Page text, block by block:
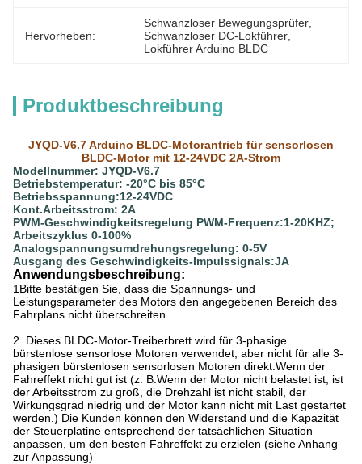
Hervorheben:
Schwanzloser Bewegungsprüfer
Schwanzloser DC-Lokführer
Lokführer Arduino BLDC
Produktbeschreibung
JYQD-V6.7 Arduino BLDC-Motorantrieb für sensorlosen
BLDC-Motor mit 12-24VDC 2A-Strom
Modellnummer: JYQD-V6.7
Betriebstemperatur: -20°C bis 85°C
Betriebsspannung:12-24VDC
Kont.Arbeitsstrom: 2A
PWM-Geschwindigkeitsregelung PWM-Frequenz:1-20KHZ;
Arbeitszyklus 0-100%
Analogspannungsumdrehungsregelung: 0-5V
Ausgang des Geschwindigkeits-Impulssignals:JA
Anwendungsbeschreibung:
1Bitte bestätigen Sie, dass die Spannungs- und
Leistungsparameter des Motors den angegebenen Bereich des
Fahrplans nicht überschreiten.
2. Dieses BLDC-Motor-Treiberbrett wird für 3-phasige
bürstenlose sensorlose Motoren verwendet, aber nicht für alle 3-
phasigen bürstenlosen sensorlosen Motoren direkt.Wenn der
Fahreffekt nicht gut ist (z. B.Wenn der Motor nicht belastet ist, ist
der Arbeitsstrom zu groß, die Drehzahl ist nicht stabil, der
Wirkungsgrad niedrig und der Motor kann nicht mit Last gestartet
werden.) Die Kunden können den Widerstand und die Kapazität
der Steuerplatine entsprechend der tatsächlichen Situation
anpassen, um den besten Fahreffekt zu erzielen (siehe Anhang
zur Anpassung)